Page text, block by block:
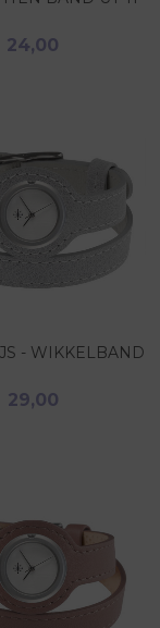
24,00
- WIKKELBAND
29,00